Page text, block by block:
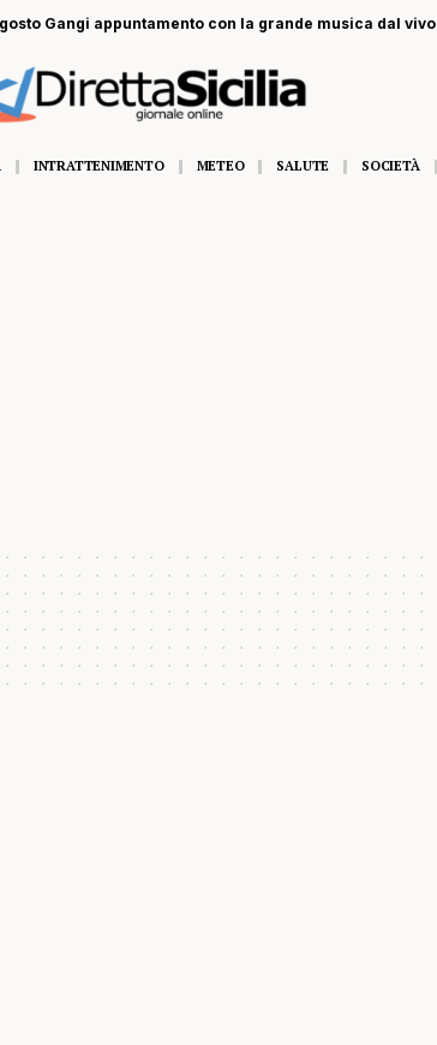
Gangi appuntamento con la grande musica dal vivo
INTRATTENIMENTO METEO SALUTE SOCIETÀ